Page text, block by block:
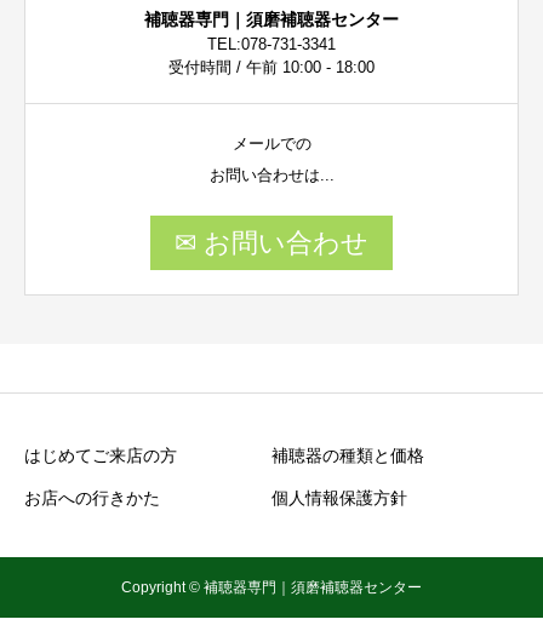
補聴器専門｜須磨補聴器センター
TEL:078-731-3341
受付時間 / 午前 10:00 - 18:00
メールでの
お問い合わせは...
✉ お問い合わせ
はじめてご来店の方 補聴器の種類と価格
お店への行きかた 個人情報保護方針
Copyright © 補聴器専門｜須磨補聴器センター